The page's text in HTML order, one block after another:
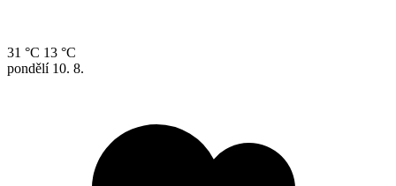
31 °C 13 °C
pondělí 10. 8.